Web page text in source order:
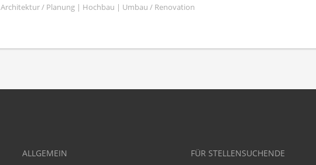
Architektur / Planung | Hochbau | Umbau / Renovation
ALLGEMEIN FÜR STELLENSUCHENDE